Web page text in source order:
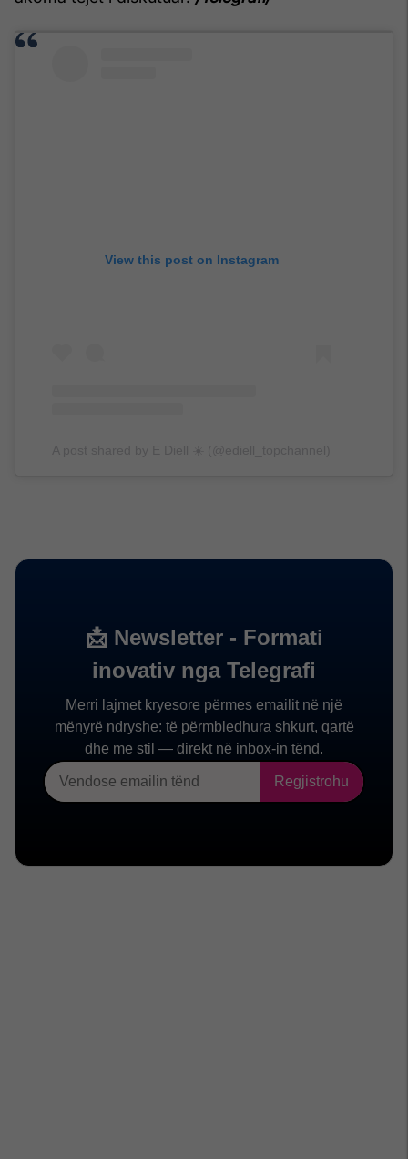
View this post on Instagram